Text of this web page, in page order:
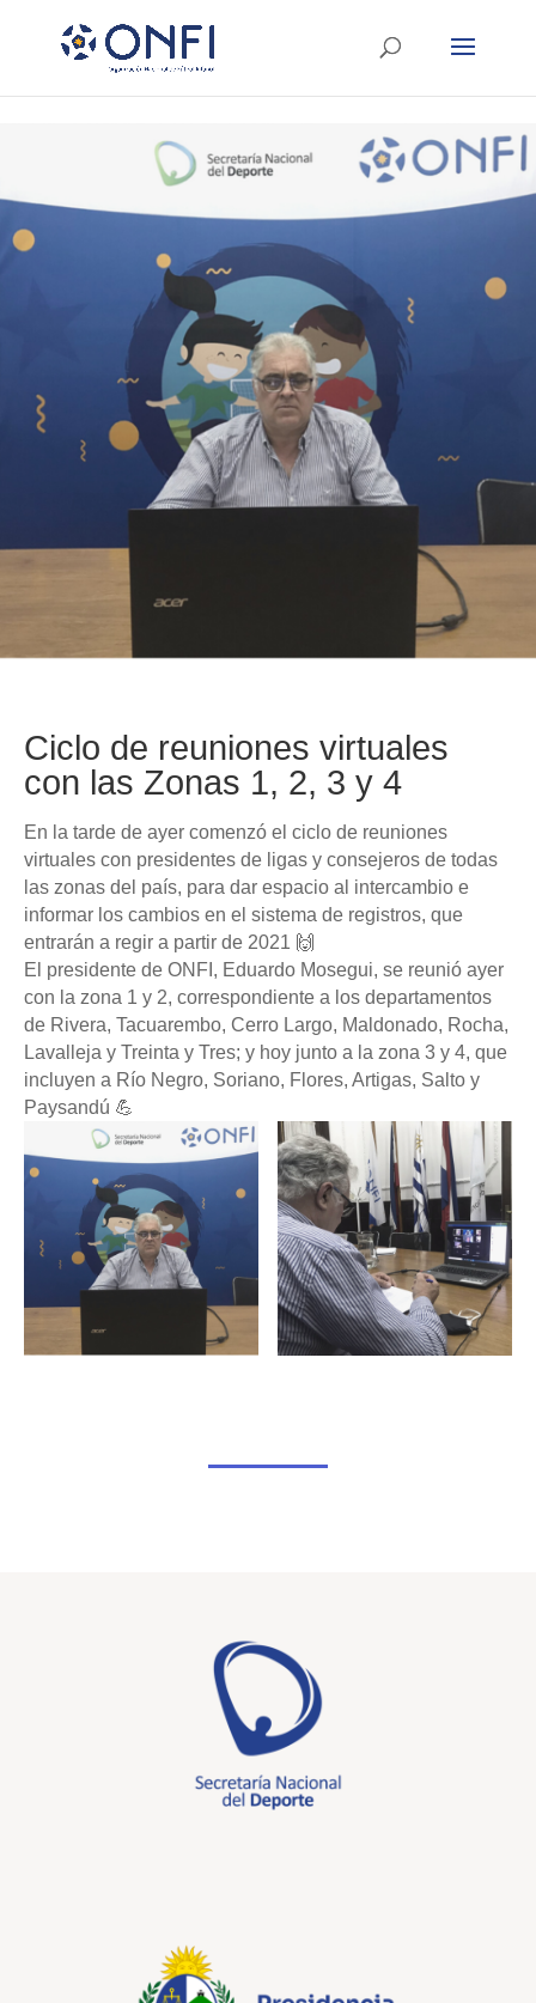
Ciclo de reuniones virtuales
con las Zonas 1, 2, 3 y 4
En la tarde de ayer comenzó el ciclo de reuniones
virtuales con presidentes de ligas y consejeros de todas
las zonas del país, para dar espacio al intercambio e
informar los cambios en el sistema de registros, que
entrarán a regir a partir de 2021 🙌
El presidente de ONFI, Eduardo Mosegui, se reunió ayer
con la zona 1 y 2, correspondiente a los departamentos
de Rivera, Tacuarembo, Cerro Largo, Maldonado, Rocha,
Lavalleja y Treinta y Tres; y hoy junto a la zona 3 y 4, que
incluyen a Río Negro, Soriano, Flores, Artigas, Salto y
Paysandú 💪